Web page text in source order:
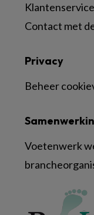
Klantenservice
Contact met
Voetenwerk
Privacy
Beheer